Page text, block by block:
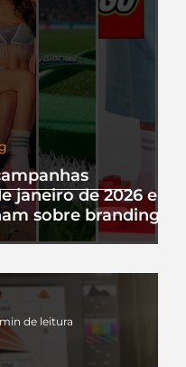
janeiro de 2026 e o
sobre branding
de leitura